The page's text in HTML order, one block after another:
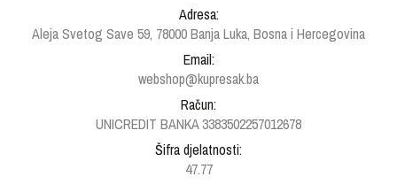
Adresa:
Aleja Svetog Save 59, 78000 Banja Luka, Bosna i Hercegovina
Email:
webshop@kupresak.ba
Račun:
UNICREDIT BANKA 3383502257012678
Šifra djelatnosti:
47.77